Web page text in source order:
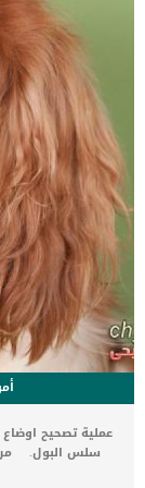
الخضورات تماما
عملية تصحيح
سلس البول. من